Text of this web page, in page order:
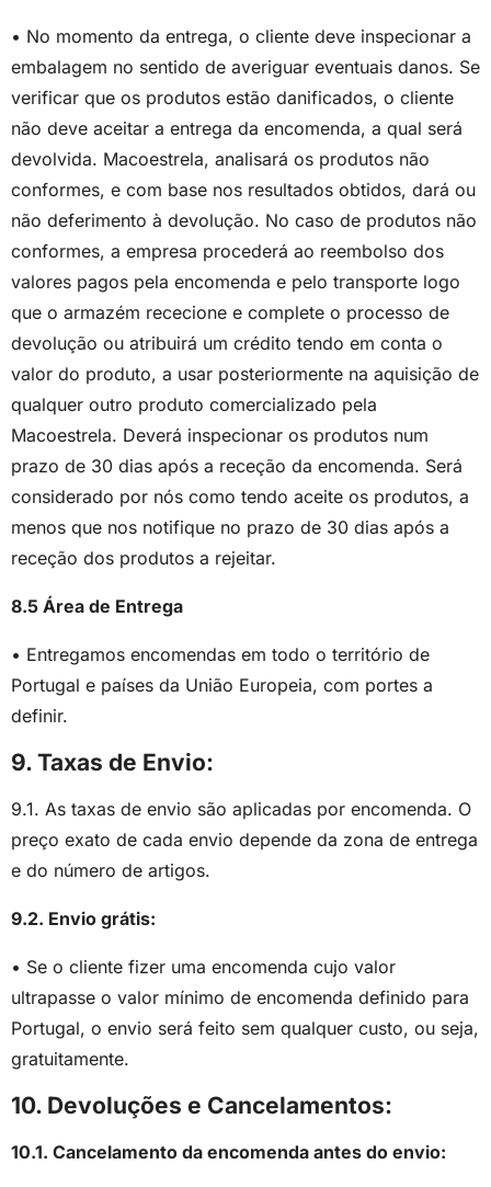
• No momento da entrega, o cliente deve inspecionar a
embalagem no sentido de averiguar eventuais danos. Se
verificar que os produtos estão danificados, o cliente
não deve aceitar a entrega da encomenda, a qual será
devolvida. Macoestrela, analisará os produtos não
conformes, e com base nos resultados obtidos, dará ou
não deferimento à devolução. No caso de produtos não
conformes, a empresa procederá ao reembolso dos
valores pagos pela encomenda e pelo transporte logo
que o armazém rececione e complete o processo de
devolução ou atribuirá um crédito tendo em conta o
valor do produto, a usar posteriormente na aquisição de
qualquer outro produto comercializado pela
Macoestrela. Deverá inspecionar os produtos num
prazo de 30 dias após a receção da encomenda. Será
considerado por nós como tendo aceite os produtos, a
menos que nos notifique no prazo de 30 dias após a
receção dos produtos a rejeitar.
8.5 Área de Entrega
• Entregamos encomendas em todo o território de
Portugal e países da União Europeia, com portes a
definir.
9. Taxas de Envio:
9.1. As taxas de envio são aplicadas por encomenda. O
preço exato de cada envio depende da zona de entrega
e do número de artigos.
9.2. Envio grátis:
• Se o cliente fizer uma encomenda cujo valor
ultrapasse o valor mínimo de encomenda definido para
Portugal, o envio será feito sem qualquer custo, ou seja,
gratuitamente.
10. Devoluções e Cancelamentos:
10.1. Cancelamento da encomenda antes do envio: